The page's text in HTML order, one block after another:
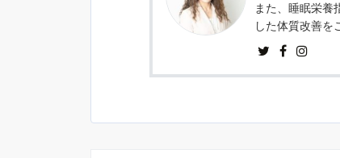
また、睡眠栄養
した体質改善を